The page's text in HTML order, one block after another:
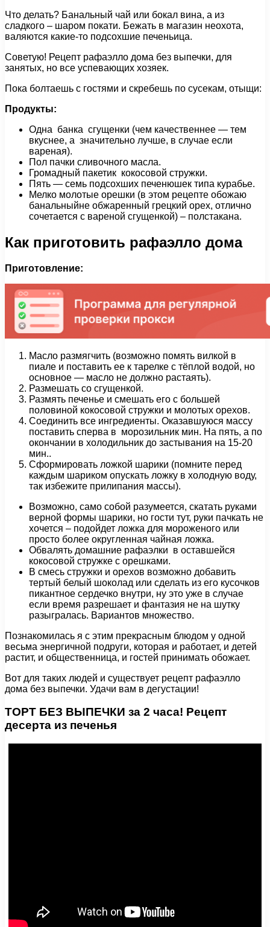
Что делать? Банальный чай или бокал вина, а из
сладкого – шаром покати. Бежать в магазин неохота,
валяются какие-то подсохшие печеньица.
Советую! Рецепт рафаэлло дома без выпечки, для
занятых, но все успевающих хозяек.
Пока болтаешь с гостями и скребешь по сусекам, отыщи:
Продукты:
Одна банка сгущенки (чем качественнее — тем
вкуснее, а значительно лучше, в случае если
вареная).
Пол пачки сливочного масла.
Громадный пакетик кокосовой стружки.
Пять — семь подсохших печенюшек типа курабье.
Мелко молотые орешки (в этом рецепте обожаю
банальныйне обжаренный грецкий орех, отлично
сочетается с вареной сгущенкой) – полстакана.
Как приготовить рафаэлло дома
Приготовление:
Масло размягчить (возможно помять вилкой в
пиале и поставить ее к тарелке с тёплой водой, но
основное — масло не должно растаять).
Размешать со сгущенкой.
Размять печенье и смешать его с большей
половиной кокосовой стружки и молотых орехов.
Соединить все ингредиенты. Оказавшуюся массу
поставить сперва в морозильник мин. На пять, а по
окончании в холодильник до застывания на 15-20
мин..
Сформировать ложкой шарики (помните перед
каждым шариком опускать ложку в холодную воду,
так избежите прилипания массы).
Возможно, само собой разумеется, скатать руками
верной формы шарики, но гости тут, руки пачкать не
хочется – подойдет ложка для мороженого или
просто более округленная чайная ложка.
Обвалять домашние рафаэлки в оставшейся
кокосовой стружке с орешками.
В смесь стружки и орехов возможно добавить
тертый белый шоколад или сделать из его кусочков
пикантное сердечко внутри, ну это уже в случае
если время разрешает и фантазия не на шутку
разыгралась. Вариантов множество.
Познакомилась я с этим прекрасным блюдом у одной
весьма энергичной подруги, которая и работает, и детей
растит, и общественница, и гостей принимать обожает.
Вот для таких людей и существует рецепт рафаэлло
дома без выпечки. Удачи вам в дегустации!
ТОРТ БЕЗ ВЫПЕЧКИ за 2 часа! Рецепт
десерта из печенья